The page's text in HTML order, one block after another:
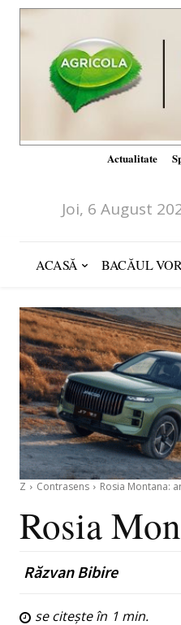
Actualitate
Joi, 6 August
ACASĂ BACĂUL
Z Contrasens Rosia Montana:
Rosia
Răzvan Bibire
se citește în 1 min.